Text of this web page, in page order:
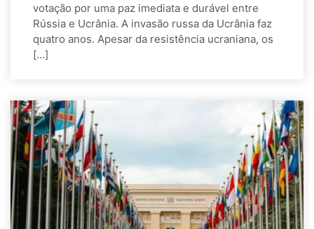
votação por uma paz imediata e durável entre
Rússia e Ucrânia. A invasão russa da Ucrânia faz
quatro anos. Apesar da resistência ucraniana, os
[…]